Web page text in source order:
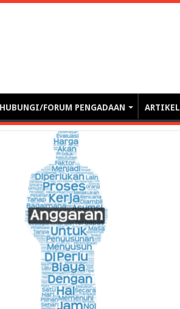
HUBUNGI/FORUM PENGADAAN ARTIKEL